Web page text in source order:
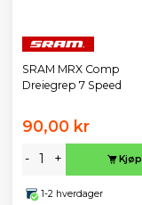
SRAM MRX Comp
Dreiegrep 7 Speed
90,00 kr
- + Kjøp
1-2 hverdager